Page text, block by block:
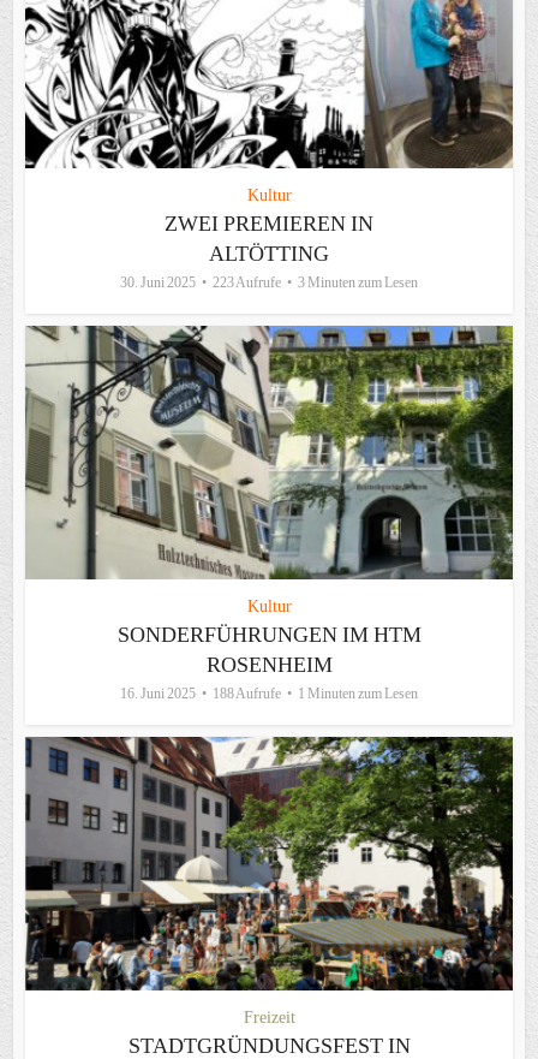
Kultur
ZWEI PREMIEREN IN
ALTÖTTING
30. Juni 2025 223 Aufrufe 3 Minuten zum Lesen
Kultur
SONDERFÜHRUNGEN IM HTM
ROSENHEIM
16. Juni 2025 188 Aufrufe 1 Minuten zum Lesen
Freizeit
STADTGRÜNDUNGSFEST IN